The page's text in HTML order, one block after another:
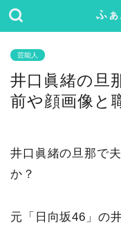
ふ
芸能人
井口眞緒の旦
前や顔画像と
井口眞緒の旦那で
か？
元「日向坂46」の